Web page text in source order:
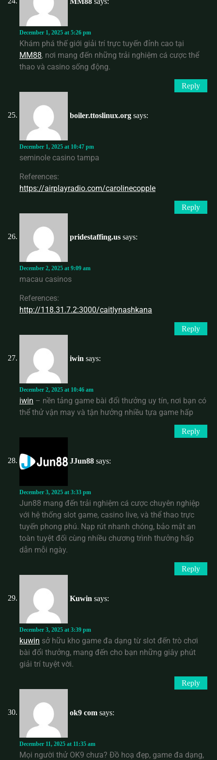
December 1, 2025 at 5:26 pm
Khám phá thế giới giải trí trực tuyến đỉnh cao tại
MM88, nơi mang đến những trải nghiệm cá cược thể
thao và casino sống động.
Reply
boiler.ttoslinux.org says:
December 1, 2025 at 10:47 pm
seminole casino tampa
References:
https://airplayradio.com/carolinecopple
Reply
pridestaffing.us says:
December 2, 2025 at 9:09 am
macau casinos
References:
http://118.31.7.2:3000/caitlynashkana
Reply
iwin says:
December 2, 2025 at 10:46 am
iwin – nền tảng game bài đổi thưởng uy tín, nơi bạn có
thể thử vận may và tận hưởng nhiều tựa game hấp
Reply
JJun88 says:
December 3, 2025 at 3:33 pm
Jun88 mang đến trải nghiệm cá cược chuyên nghiệp
với hệ thống slot game, casino live, và thể thao trực
tuyến phong phú. Nạp rút nhanh chóng, bảo mật an
toàn tuyệt đối cùng nhiều chương trình thưởng hấp
dẫn mỗi ngày.
Reply
Kuwin says:
December 3, 2025 at 3:39 pm
kuwin sở hữu kho game đa dạng từ slot đến trò chơi
bài đổi thưởng, mang đến cho bạn những giây phút
giải trí tuyệt vời.
Reply
ok9 com says:
December 11, 2025 at 11:35 am
Mọi người thử OK9 chưa? Đồ hoạ đẹp, game đa dạng,